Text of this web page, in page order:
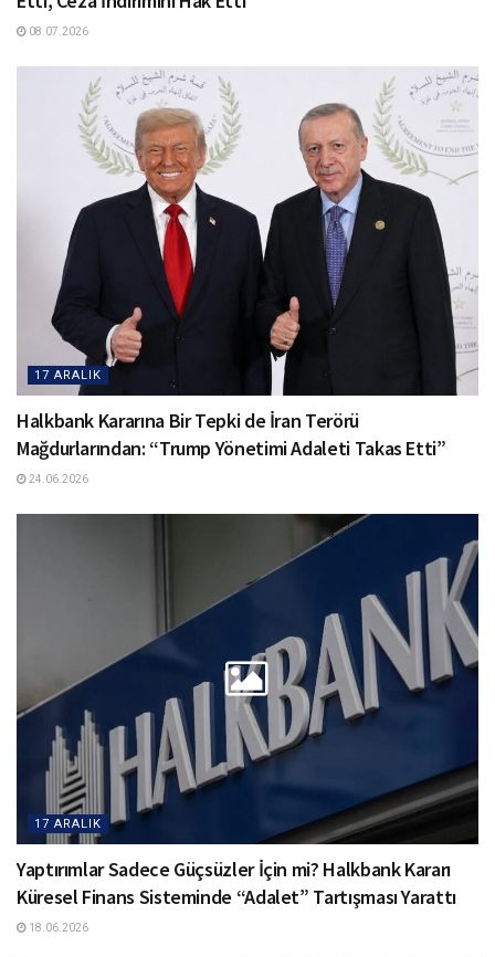
08.07.2026
17 ARALIK
Halkbank Kararına Bir Tepki de İran Terörü
Mağdurlarından: “Trump Yönetimi Adaleti Takas Etti”
24.06.2026
17 ARALIK
Yaptırımlar Sadece Güçsüzler İçin mi? Halkbank Kararı
Küresel Finans Sisteminde “Adalet” Tartışması Yarattı
18.06.2026